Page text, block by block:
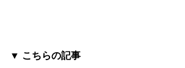
▼ こちらの記事